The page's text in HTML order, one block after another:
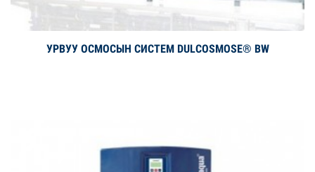
Дэлгэрэнгүй
УРВУУ ОСМОСЫН СИСТЕМ DULCOSMOSE® BW